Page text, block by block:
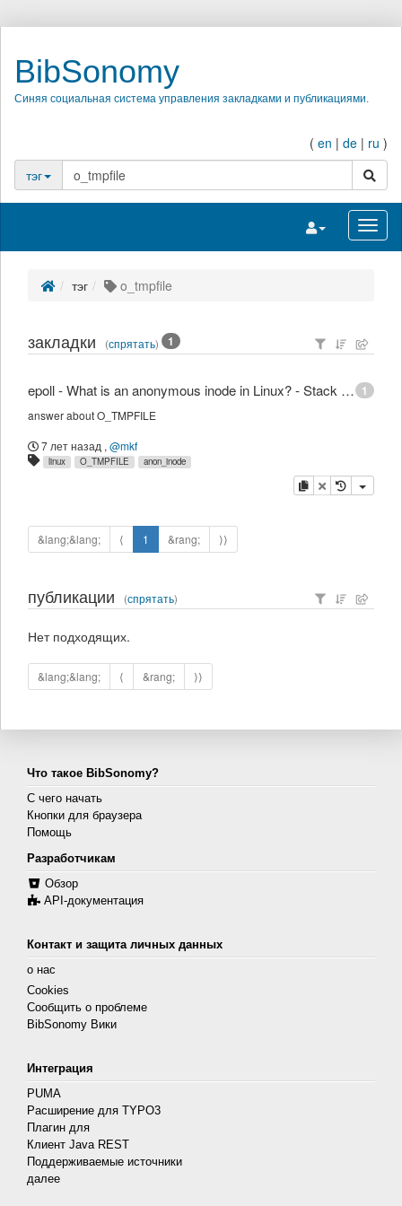
BibSonomy
Синяя социальная система управления закладками и публикациями.
( en | de | ru )
тэг
поиск
Переключить
тэг o_tmpfile
закладки (спрятать) 1
1
epoll - What is an anonymous inode in Linux? - Stack Overflow
answer about O_TMPFILE
7 лет назад , @mkf
linux O_TMPFILE anon_inode
копировать
удалить
&lang;&lang; ⟨ 1 &rang; ⟩⟩
публикации (спрятать)
Нет подходящих.
&lang;&lang; ⟨ &rang; ⟩⟩
Что такое BibSonomy?
С чего начать
Кнопки для браузера
Помощь
Разработчикам
Обзор
API-документация
Контакт и защита личных данных
о нас
Cookies
Сообщить о проблеме
BibSonomy Вики
Интеграция
PUMA
Расширение для TYPO3
Плагин для
Клиент Java REST
Поддерживаемые источники
далее